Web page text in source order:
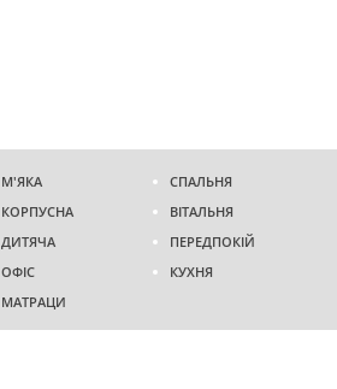
М'ЯКА
КОРПУСНА
ДИТЯЧА
ОФІС
МАТРАЦИ
СПАЛЬНЯ
ВІТАЛЬНЯ
ПЕРЕДПОКІЙ
КУХНЯ